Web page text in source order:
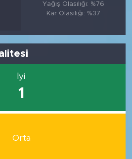
Yağış Olasılığı: %76
Kar Olasılığı: %37
İyi
1
Orta